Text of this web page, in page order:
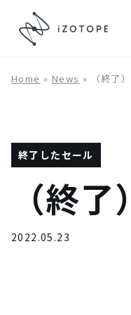
Home » News » （終了
終了したセール
（終
2022.05.23